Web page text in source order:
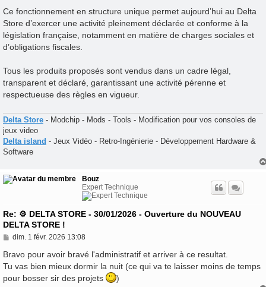
Ce fonctionnement en structure unique permet aujourd’hui au Delta
Store d’exercer une activité pleinement déclarée et conforme à la
législation française, notamment en matière de charges sociales et
d’obligations fiscales.
Tous les produits proposés sont vendus dans un cadre légal,
transparent et déclaré, garantissant une activité pérenne et
respectueuse des règles en vigueur.
Delta Store - Modchip - Mods - Tools - Modification pour vos consoles de
jeux video
Delta island - Jeux Vidéo - Retro-Ingénierie - Développement Hardware &
Software
Bouz
Expert Technique
Re: ⚙️ DELTA STORE - 30/01/2026 - Ouverture du NOUVEAU
DELTA STORE !
M
s
a
g
dim. 1 févr. 2026 13:08
Bravo pour avoir bravé l'administratif et arriver à ce resultat.
Tu vas bien mieux dormir la nuit (ce qui va te laisser moins de temps
pour bosser sir des projets
)